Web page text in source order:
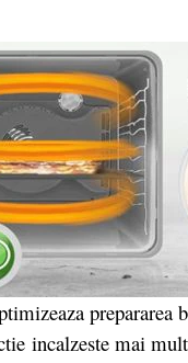
prepararea
incalzeste mai